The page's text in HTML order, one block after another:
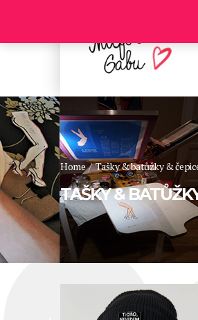
Home / Tašky & batůžky &
TAŠKY &